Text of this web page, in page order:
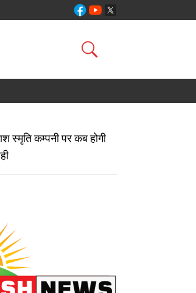
स्मृति कम्पनी पर कब होगी